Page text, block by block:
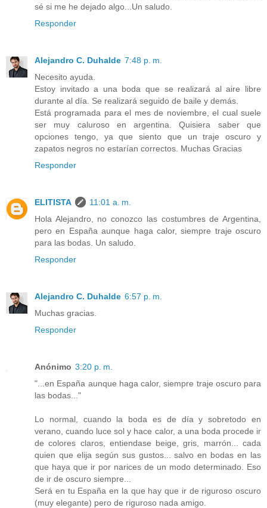
sé si me he dejado algo...Un saludo.
Responder
Alejandro C. Duhalde 7:48 p. m.
Necesito ayuda.
Estoy invitado a una boda que se realizará al aire libre
durante al día. Se realizará seguido de baile y demás.
Está programada para el mes de noviembre, el cual suele
ser muy caluroso en argentina. Quisiera saber que
opciones tengo, ya que siento que un traje oscuro y
zapatos negros no estarían correctos. Muchas Gracias
Responder
ELITISTA
11:01 a. m.
Hola Alejandro, no conozco las costumbres de Argentina,
pero en España aunque haga calor, siempre traje oscuro
para las bodas. Un saludo.
Responder
Alejandro C. Duhalde 6:57 p. m.
Muchas gracias.
Responder
Anónimo 3:20 p. m.
"...en España aunque haga calor, siempre traje oscuro para
las bodas..."
Lo normal, cuando la boda es de día y sobretodo en
verano, cuando luce sol y hace calor, a una boda procede ir
de colores claros, entiendase beige, gris, marrón... cada
quien que elija según sus gustos... salvo en bodas en las
que haya que ir por narices de un modo determinado. Eso
de ir de oscuro siempre...
Será en tu España en la que hay que ir de riguroso oscuro
(muy elegante) pero de riguroso nada amigo.